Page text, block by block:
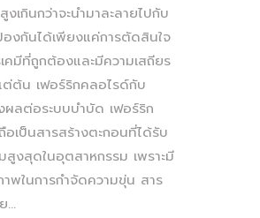
เกินกว่าจะนำมาละลายไปกับ
งกันได้เพียงแค่การตัดสินใจ
คมีที่ถูกต้องและมีความเสถียร
ต่ต้น เฟอร์ริกคลอไรด์กับ
ผลต่อระบบบำบัด เฟอร์ริก
อเป็นสารสร้างตะกอนที่ได้รับ
สูงสุดในอุตสาหกรรม เพราะมี
าพในการกำจัดความขุ่น สาร
...